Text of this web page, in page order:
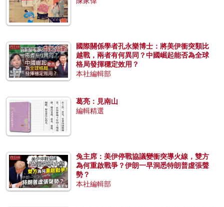
國際關係學者孔永樂博士：將美伊衝突類比
越戰，兩者有何異同？中國崛起能否為全球
格局發揮穩定效用？
本社編輯部
葛亮：見南山
編輯精選
兔主席：美伊停戰協議變衝突導火線，雙方
為何重啟戰爭？伊朗一早洞悉特朗普虛張聲
勢？
本社編輯部